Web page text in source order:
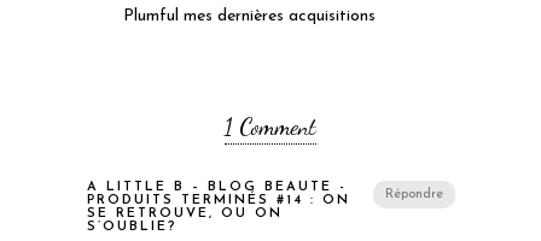
Plumful mes dernières acquisitions
1 Comment
Répondre
A LITTLE B – BLOG BEAUTÉ -
PRODUITS TERMINÉS #14 : ON
SE RETROUVE, OU ON
S’OUBLIE?